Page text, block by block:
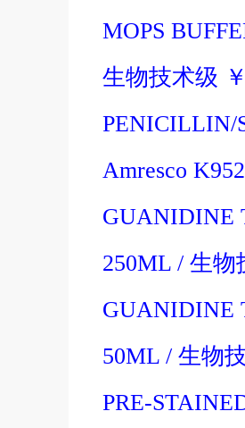
MOPS
生物技术级
PENICILLIN/
Amresco
GUANIDINE
250ML / 生物
GUANIDINE
50ML / 生物
PRE-